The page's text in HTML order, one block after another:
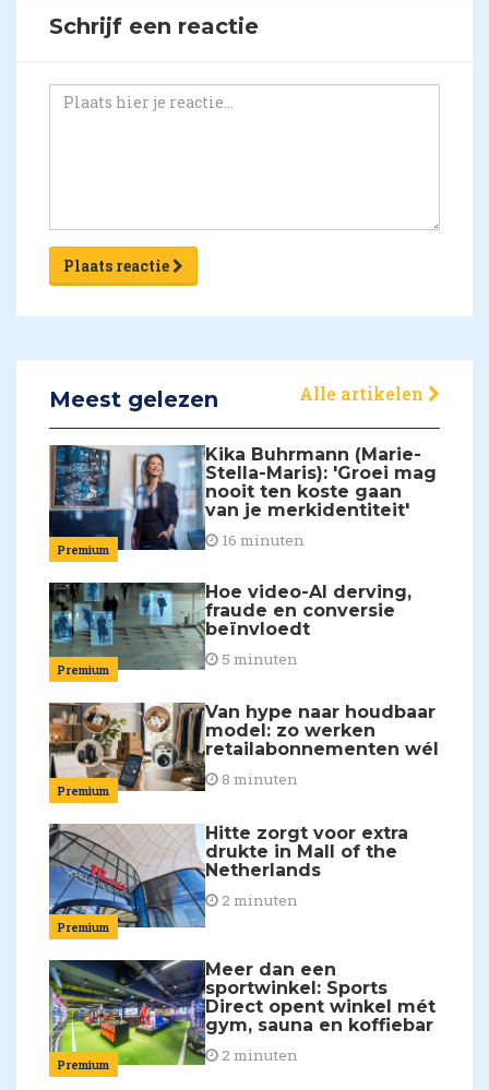
Schrijf een reactie
Plaats reactie
Meest gelezen Alle artikelen
Premium
Kika Buhrmann (Marie-
Stella-Maris): 'Groei mag
nooit ten koste gaan
van je merkidentiteit'
16 minuten
Premium
Hoe video-AI derving,
fraude en conversie
beïnvloedt
5 minuten
Premium
Van hype naar houdbaar
model: zo werken
retailabonnementen wél
8 minuten
Premium
Hitte zorgt voor extra
drukte in Mall of the
Netherlands
2 minuten
Premium
Meer dan een
sportwinkel: Sports
Direct opent winkel mét
gym, sauna en koffiebar
2 minuten